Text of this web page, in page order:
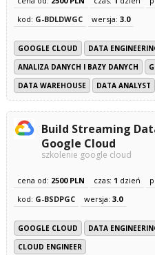
kod: G-BDLDWGC wersja: 3.0
GOOGLE CLOUD
DATA
ANALIZA DANYCH I BAZY DANYCH
DATA WAREHOUSE
DATA ANALYST
Build Streaming
Google Cloud
szkolenie google cloud
cena od: 2500 PLN czas: 1 dzień
kod: G-BSDPGC wersja: 3.0
GOOGLE CLOUD DATA
CLOUD ENGINEER